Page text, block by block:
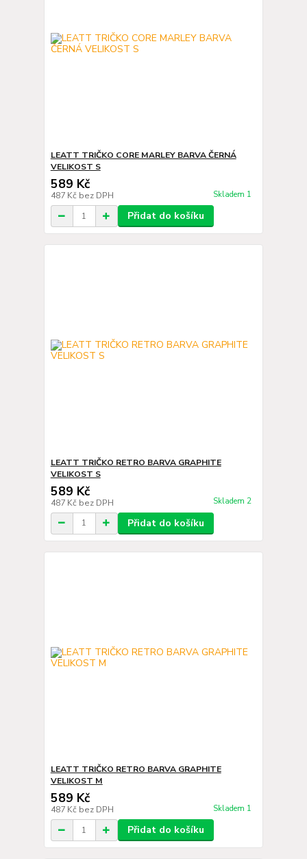
LEATT TRIČKO CORE MARLEY BARVA ČERNÁ
VELIKOST S
589 Kč
487 Kč bez DPH Skladem 1
Přidat do košíku
LEATT TRIČKO RETRO BARVA GRAPHITE
VELIKOST S
589 Kč
487 Kč bez DPH Skladem 2
Přidat do košíku
LEATT TRIČKO RETRO BARVA GRAPHITE
VELIKOST M
589 Kč
487 Kč bez DPH Skladem 1
Přidat do košíku